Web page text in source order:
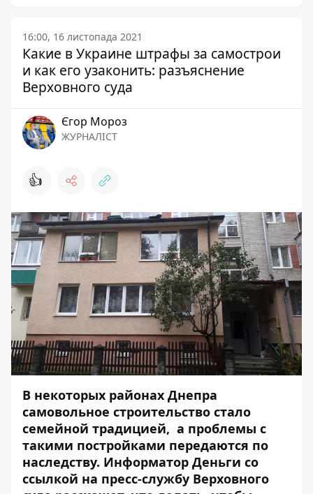
16:00, 16 листопада 2021
Какие в Украине штрафы за самострои
и как его узаконить: разъяснение
Верховного суда
Єгор Мороз
ЖУРНАЛІСТ
👍
В некоторых районах Днепра
самовольное строительство стало
семейной традицией, а проблемы с
такими постройками передаются по
наследству. Информатор Деньги со
ссылкой на пресс-службу Верховного